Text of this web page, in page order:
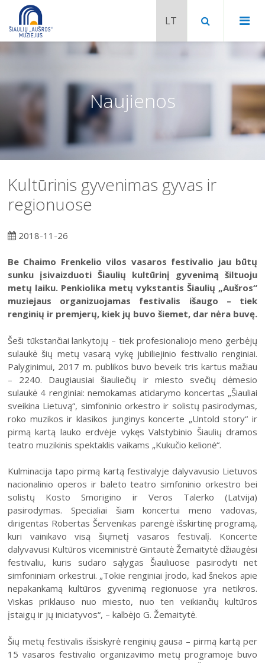
Šiaulių istorijos muziejus
Fotografijos muziejus
Dviračių muziejus
Žaliūkių malūnininko sodyba-muziejus
Poeto Jovaro namas-muziejus
Šiaulių istorijos muziejaus ekspozicija
Fotografijos muziejaus ekspozicija
Venclauskių namų-muziejaus ekspozicija
Chaimo Frenkelio vilos-muziejaus
Žaliūkių malūnininko sodybos-muziejaus
Dviračių muziejaus ekspozicija
Radijo ir televizijos muziejaus ekspozicija
Šiuo metu veikiančios parodos
Kilnojamos parodos
Parodų archyvas
Virtualios galerijos
Bilietų kainos
Padalinių darbo laikas
Kainoraštis
Mano ir mūsų istorija
Vaikams
Suaugusiesiems
Šiaulių m. sav. kultūros krepšelis
Kultūros pasas
Integruotos muziejinės pamokos
Rugpjūtis 2026
PR TR KE PE ŠE SE
1
2
3
4 5 6 7 8
9
17
18 19 20 21 22
23
24
25 26 27 28 29
30
31
2025 (XXII festivalis)
Naujienos
Kultūrinis gyvenimas gyvas ir
regionuose
2018-11-26
Be Chaimo Frenkelio vilos vasaros festivalio jau būtų
sunku įsivaizduoti Šiaulių kultūrinį gyvenimą šiltuoju
metų laiku. Penkiolika metų vykstantis Šiaulių „Aušros“
muziejaus organizuojamas festivalis išaugo – tiek
renginių ir premjerų, kiek jų buvo šiemet, dar nėra buvę.
Šeši tūkstančiai lankytojų – tiek profesionaliojo meno gerbėjų
sulaukė šių metų vasarą vykę jubiliejinio festivalio renginiai.
Palyginimui, 2017 m. publikos buvo beveik tris kartus mažiau
– 2240. Daugiausiai šiauliečių ir miesto svečių dėmesio
sulaukė 4 renginiai: nemokamas atidarymo koncertas „Šiauliai
sveikina Lietuvą“, simfoninio orkestro ir solistų pasirodymas,
roko muzikos ir klasikos junginys koncerte „Untold story“ ir
pirmą kartą lauko erdvėje vykęs Valstybinio Šiaulių dramos
teatro muzikinis spektaklis vaikams „Kukučio kelionė“.
Kulminacija tapo pirmą kartą festivalyje dalyvavusio Lietuvos
nacionalinio operos ir baleto teatro simfoninio orkestro bei
solistų Kosto Smorigino ir Veros Talerko (Latvija)
pasirodymas. Specialiai šiam koncertui meno vadovas,
dirigentas Robertas Šervenikas parengė išskirtinę programą,
kuri vainikavo visą šiųmetį vasaros festivalį. Koncerte
dalyvavusi Kultūros viceministrė Gintautė Žemaitytė džiaugėsi
festivaliu, kuris sudaro sąlygas Šiauliuose pasirodyti net
simfoniniam orkestrui. „Tokie renginiai įrodo, kad šnekos apie
nepakankamą kultūros gyvenimą regionuose yra netikros.
Viskas priklauso nuo miesto, nuo ten veikiančių kultūros
įstaigų ir jų iniciatyvos“, – kalbėjo G. Žemaitytė.
Šių metų festivalis išsiskyrė renginių gausa – pirmą kartą per
15 vasaros festivalio organizavimo metų programoje buvo